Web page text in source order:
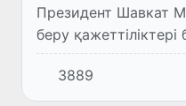
Президент Шавкат
беру
беру және
тұрақты
саудасынан зардап
3889